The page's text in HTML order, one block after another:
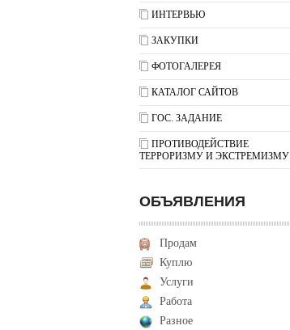
ИНТЕРВЬЮ
ЗАКУПКИ
ФОТОГАЛЕРЕЯ
КАТАЛОГ САЙТОВ
ГОС. ЗАДАНИЕ
ПРОТИВОДЕЙСТВИЕ
ТЕРРОРИЗМУ И ЭКСТРЕМИЗМУ
ОБЪЯВЛЕНИЯ
Продам
Куплю
Услуги
Работа
Разное